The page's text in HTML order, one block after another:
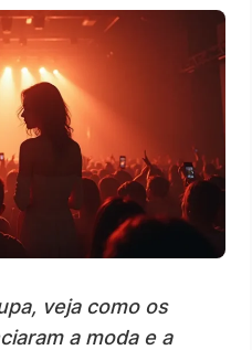
veja como os
a moda e a